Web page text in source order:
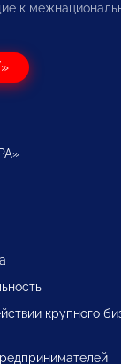
к
крупного